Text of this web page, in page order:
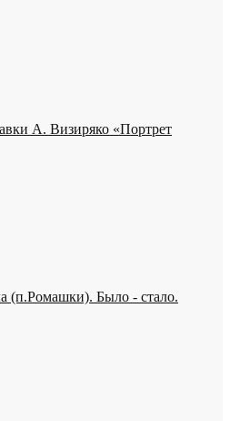
А. Визиряко «Портрет
(п.Ромашки). Было - стало.